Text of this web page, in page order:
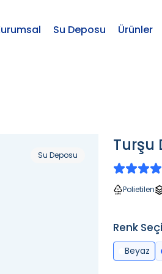
Su Deposu Ürünler
Su Deposu
Turşu
Polietilen
Renk
Beyaz